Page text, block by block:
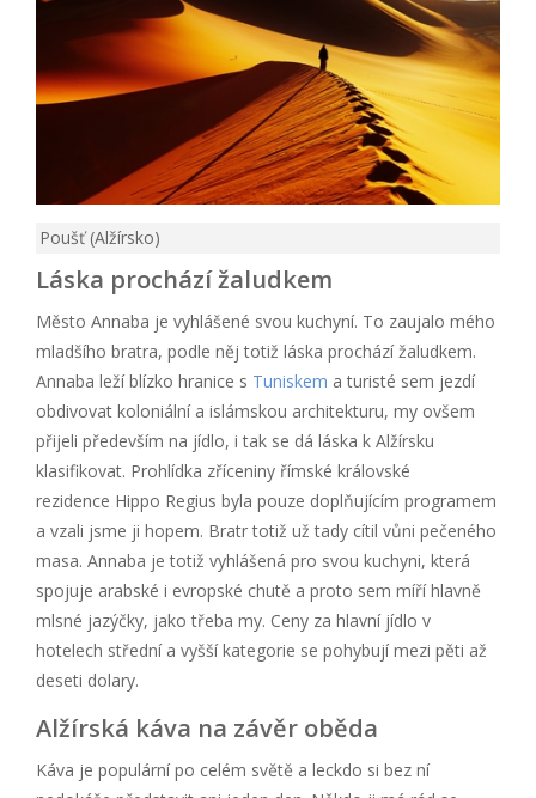
Poušť (Alžírsko)
Láska prochází žaludkem
Město Annaba je vyhlášené svou kuchyní. To zaujalo mého
mladšího bratra, podle něj totiž láska prochází žaludkem.
Annaba leží blízko hranice s Tuniskem a turisté sem jezdí
obdivovat koloniální a islámskou architekturu, my ovšem
přijeli především na jídlo, i tak se dá láska k Alžírsku
klasifikovat. Prohlídka zříceniny římské královské
rezidence Hippo Regius byla pouze doplňujícím programem
a vzali jsme ji hopem. Bratr totiž už tady cítil vůni pečeného
masa. Annaba je totiž vyhlášená pro svou kuchyni, která
spojuje arabské i evropské chutě a proto sem míří hlavně
mlsné jazýčky, jako třeba my. Ceny za hlavní jídlo v
hotelech střední a vyšší kategorie se pohybují mezi pěti až
deseti dolary.
Alžírská káva na závěr oběda
Káva je populární po celém světě a leckdo si bez ní